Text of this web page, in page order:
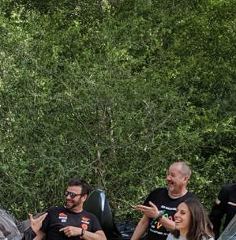
visitar en el
Actualidad